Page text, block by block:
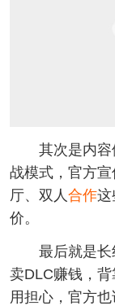
其次是内容
战模式，官方
厅、双人 合作这
价。
最后就是长
卖DLC赚钱，
用担心，官方